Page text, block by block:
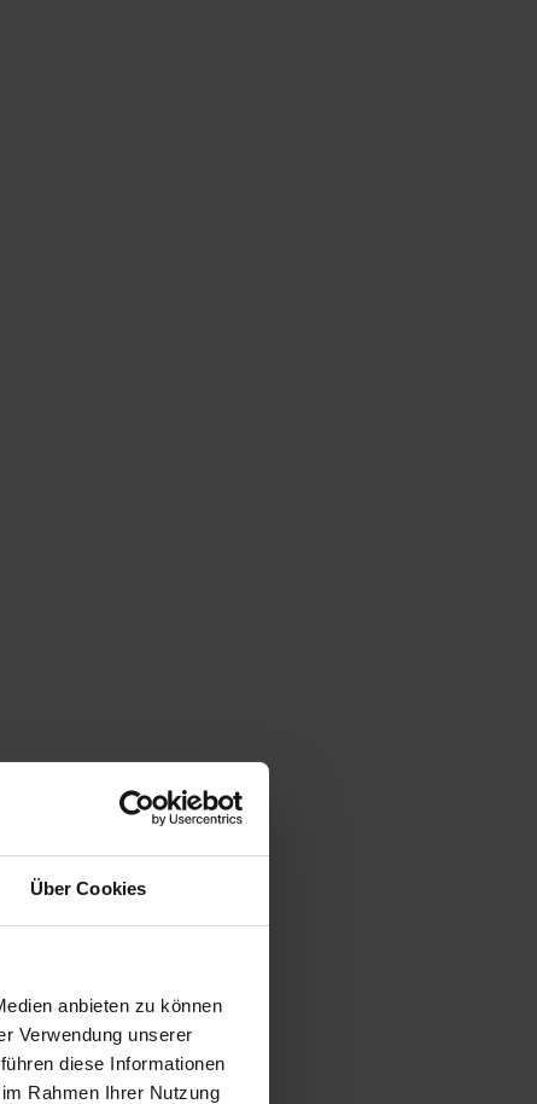
Über Cookies
anbieten zu können
Verwendung unserer
diese Informationen
Rahmen Ihrer Nutzung
mit uns auf.